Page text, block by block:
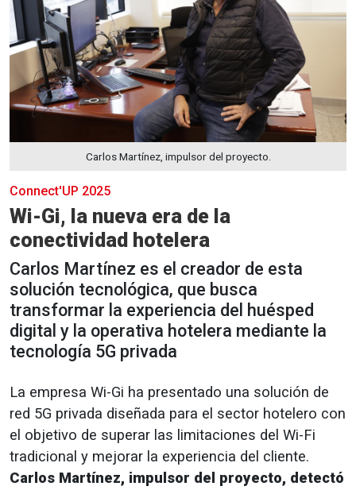
Carlos Martínez, impulsor del proyecto.
Connect'UP 2025
Wi-Gi, la nueva era de la
conectividad hotelera
Carlos Martínez es el creador de esta
solución tecnológica, que busca
transformar la experiencia del huésped
digital y la operativa hotelera mediante la
tecnología 5G privada
La empresa Wi-Gi ha presentado una solución de
red 5G privada diseñada para el sector hotelero con
el objetivo de superar las limitaciones del Wi-Fi
tradicional y mejorar la experiencia del cliente.
Carlos Martínez, impulsor del proyecto, detectó